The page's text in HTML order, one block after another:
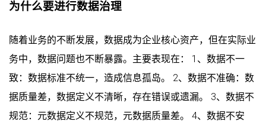
为什么要进行数据治理
随着业务的不断发展，数据成为企业核心资产，但在实际业
务中，数据问题也不断暴露。主要表现在： 1、数据不一
致：数据标准不统一，造成信息孤岛。 2、数据不准确：数
据质量差，数据定义不清晰，存在错误或遗漏。 3、数据不
规范：元数据定义不规范，元数据质量差。 4、数据不安